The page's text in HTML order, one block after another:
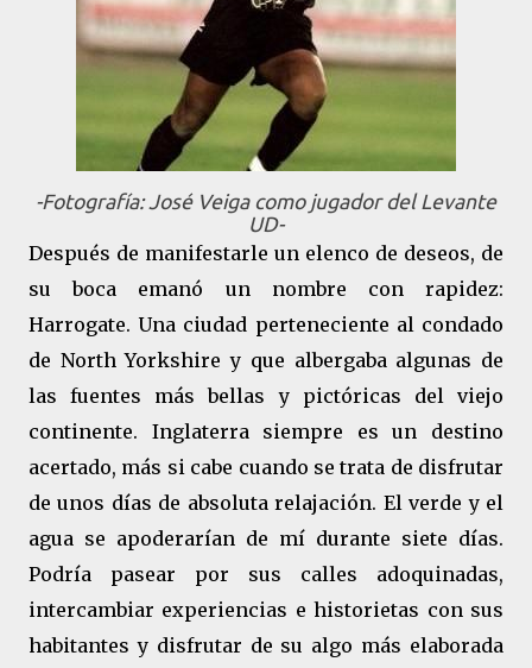
-Fotografía: José Veiga como jugador del Levante
UD-
Después de manifestarle un elenco de deseos, de
su boca emanó un nombre con rapidez:
Harrogate. Una ciudad perteneciente al condado
de North Yorkshire y que albergaba algunas de
las fuentes más bellas y pictóricas del viejo
continente. Inglaterra siempre es un destino
acertado, más si cabe cuando se trata de disfrutar
de unos días de absoluta relajación. El verde y el
agua se apoderarían de mí durante siete días.
Podría pasear por sus calles adoquinadas,
intercambiar experiencias e historietas con sus
habitantes y disfrutar de su algo más elaborada